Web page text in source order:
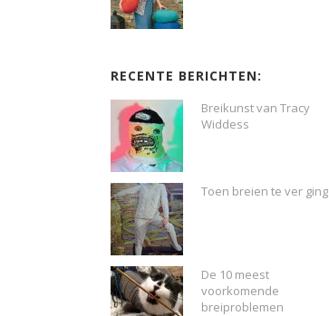
RECENTE BERICHTEN:
Breikunst van Tracy
Widdess
Toen breien te ver ging
De 10 meest
voorkomende
breiproblemen